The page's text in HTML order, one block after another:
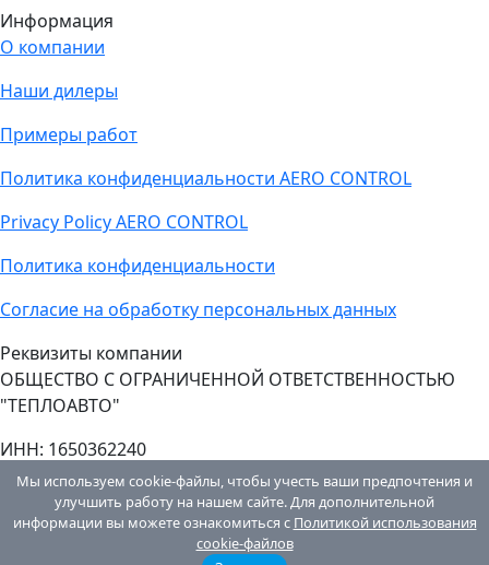
Информация
О компании
Наши дилеры
Примеры работ
Политика конфиденциальности AERO CONTROL
Privacy Policy AERO CONTROL
Политика конфиденциальности
Согласие на обработку персональных данных
Реквизиты компании
ОБЩЕСТВО С ОГРАНИЧЕННОЙ ОТВЕТСТВЕННОСТЬЮ
"ТЕПЛОАВТО"
ИНН: 1650362240
ОГРН: 1181690023954
© 2009-2026 г. ООО "ТЕПЛОАВТО"
Мы используем cookie-файлы, чтобы учесть ваши предпочтения и
улучшить работу на нашем сайте. Для дополнительной
информации вы можете ознакомиться с Политикой использования
cookie-файлов